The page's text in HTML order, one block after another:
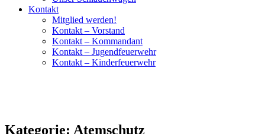
Kontakt
Mitglied werden!
Kontakt – Vorstand
Kontakt – Kommandant
Kontakt – Jugendfeuerwehr
Kontakt – Kinderfeuerwehr
Kategorie: Atemschutz